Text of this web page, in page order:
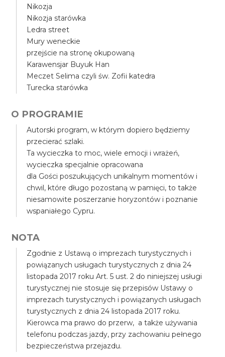
Nikozja
Nikozja starówka
Ledra street
Mury weneckie
przejście na stronę okupowaną
Karawensjar Buyuk Han
Meczet Selima czyli św. Zofii katedra
Turecka starówka
O PROGRAMIE
Autorski program, w którym dopiero będziemy
przecierać szlaki.
Ta wycieczka to moc, wiele emocji i wrażeń,
wycieczka specjalnie opracowana
dla Gości poszukujących unikalnym momentów i
chwil, które długo pozostaną w pamięci, to także
niesamowite poszerzanie horyzontów i poznanie
wspaniałego Cypru.
NOTA
Zgodnie z Ustawą o imprezach turystycznych i
powiązanych usługach turystycznych z dnia 24
listopada 2017 roku Art. 5 ust. 2 do niniejszej usługi
turystycznej nie stosuje się przepisów Ustawy o
imprezach turystycznych i powiązanych usługach
turystycznych z dnia 24 listopada 2017 roku.
Kierowca ma prawo do przerw, a także używania
telefonu podczas jazdy, przy zachowaniu pełnego
bezpieczeństwa przejazdu.